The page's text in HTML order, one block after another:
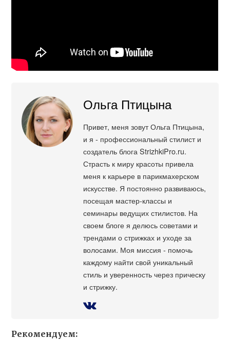
Ольга Птицына
Привет, меня зовут Ольга Птицына,
и я - профессиональный стилист и
создатель блога StrizhkiPro.ru.
Страсть к миру красоты привела
меня к карьере в парикмахерском
искусстве. Я постоянно развиваюсь,
посещая мастер-классы и
семинары ведущих стилистов. На
своем блоге я делюсь советами и
трендами о стрижках и уходе за
волосами. Моя миссия - помочь
каждому найти свой уникальный
стиль и уверенность через прическу
и стрижку.
Рекомендуем: